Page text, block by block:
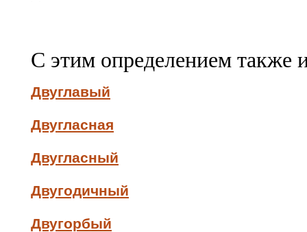
С этим определением также
Двуглавый
Двугласная
Двугласный
Двугодичный
Двугорбый